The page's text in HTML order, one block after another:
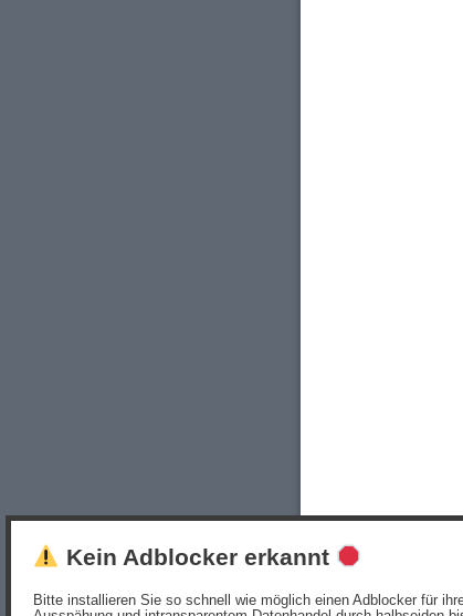
Kein Adblocker erkannt
Bitte installieren Sie so schnell wie möglich einen Adblocker für